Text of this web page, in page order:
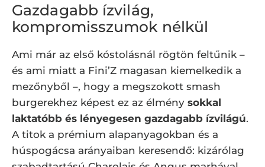
Gazdagabb ízvilág,
kompromisszumok nélkül
Ami már az első kóstolásnál rögtön feltűnik –
és ami miatt a Fini’Z magasan kiemelkedik a
mezőnyből –, hogy a megszokott smash
burgerekhez képest ez az élmény sokkal
laktatóbb és lényegesen gazdagabb ízvilágú.
A titok a prémium alapanyagokban és a
húspogácsa arányaiban keresendő: kizárólag